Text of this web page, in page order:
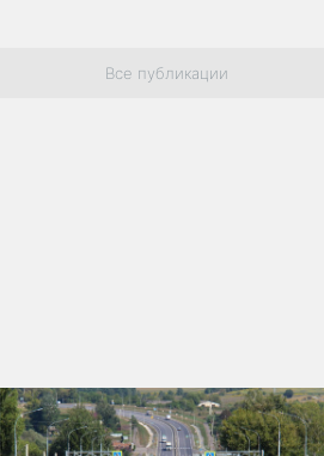
Все публикации